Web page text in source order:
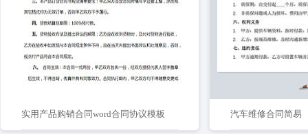
实用产品购销合同word合同协议模板 汽车维修合同简易